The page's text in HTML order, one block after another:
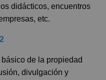
didácticos, encuentros
etc.
de la propiedad
divulgación y